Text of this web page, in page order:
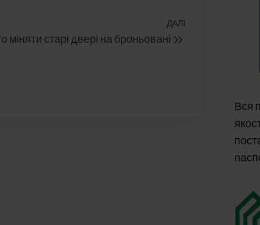
Наступний
ДАЛІ
міняти старі двері на броньовані
Вся